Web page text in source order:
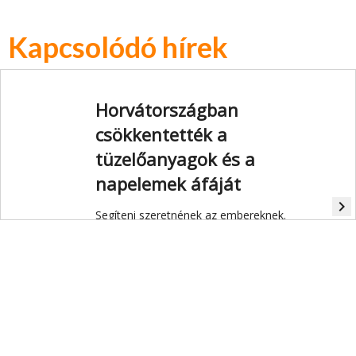
Kapcsolódó hírek
Horvátországban
csökkentették a
tüzelőanyagok és a
napelemek áfáját
Segíteni szeretnének az embereknek. navigate_next